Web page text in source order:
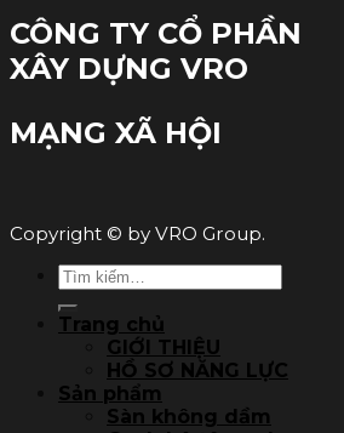
CÔNG TY CỔ PHẦN
XÂY DỰNG VRO
MẠNG XÃ HỘI
Copyright © by VRO Group.
Tìm
Trang chủ
GIỚI THIỆU
HỒ SƠ NĂNG LỰC
Sản phẩm
Sàn không dầm